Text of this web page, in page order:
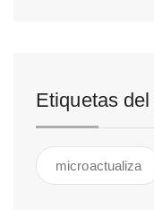
Etiquetas
microactualiza